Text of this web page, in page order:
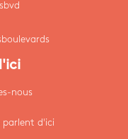
nous
parlent d'ici